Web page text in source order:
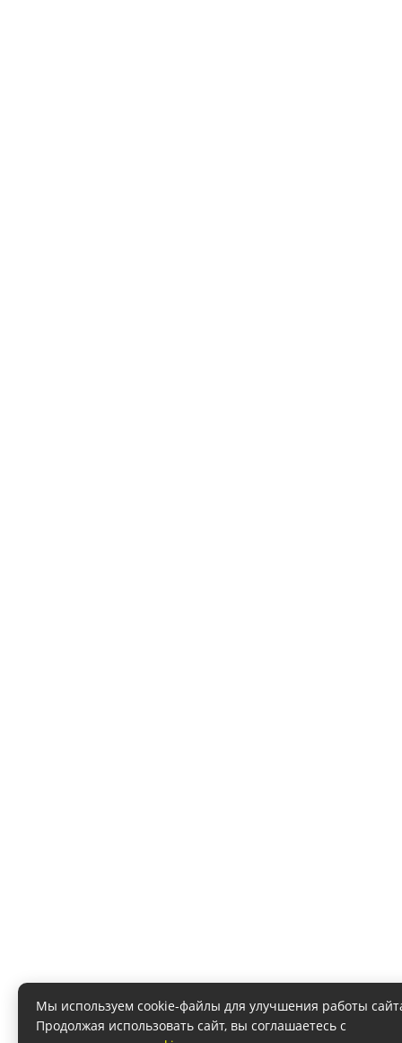
Мы используем cookie-файлы для улучшения работы
Продолжая использовать сайт, вы соглашаетесь с